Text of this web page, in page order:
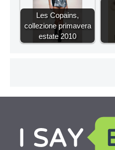
Les Copains,
collezione primavera
estate 2010